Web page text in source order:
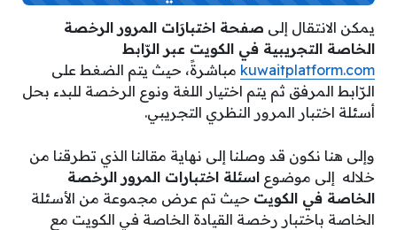
يمكن الانتقال إلى صفحة اختبارَات المرور الرخصة
الخاصة التجريبية في الكويت عبر الرّابط
kuwaitplatform.com مباشرةً، حيث يتم الضغط على
الرّابط المرفق ثم يتم اختيار اللغة ونوع الرخصة للبدء بحل
أسئلة اختبار المرور النظري التجريبي.
وإلى هنا نكون قد وصلنا إلى نهاية مقالنا الذي تطرقنا من
خلاله إلى موضوع اسئلة اختبارات المرور الرخصة
الخاصة في الكويت حيث تم عرض مجموعة من الأسئلة
الخاصة باختبار رخصة القيادة الخاصة في الكويت مع